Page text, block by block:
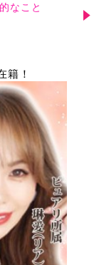
なこと
籍！